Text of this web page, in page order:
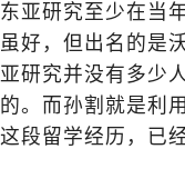
亚研究至少在当
好，但出名的是
研究并没有多少
。而孙割就是利
段留学经历，已